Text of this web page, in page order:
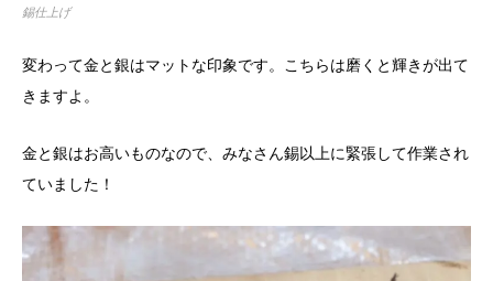
錫仕上げ
変わって金と銀はマットな印象です。こちらは磨くと輝きが出て
きますよ。
金と銀はお高いものなので、みなさん錫以上に緊張して作業され
ていました！